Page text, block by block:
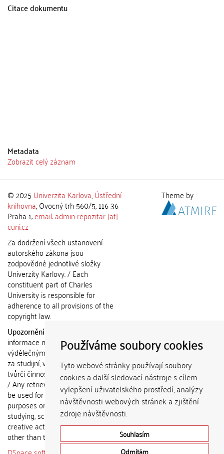
Používáme soubory cookies
Tyto webové stránky používají soubory
cookies a další sledovací nástroje s cílem
vylepšení uživatelského prostředí, analýzy
návštěvnosti webových stránek a zjištění
zdroje návštěvnosti.
Souhlasím
Odmítám
Citace dokumentu
Metadata
Zobrazit celý záznam
© 2025 Univerzita Karlova,Ústřední
knihovna, Ovocný trh 560/5, 116 36
Praha 1;email: admin-repozitar [at]
cuni.cz
Za dodržení všech ustanovení
autorského zákona jsou
zodpovědné jednotlivé složky
Univerzity Karlovy. / Each
constituent part of Charles
University is responsible for
adherence to all provisions of the
copyright law.
Upozornění / Notice:
informace nemohou být použity k
výdělečným účelům nebo vydávány
za studijní, vědeckou nebo jinou
tvůrčí činnost jiné osoby než autora.
/ Any retrieved information shall not
be used for any commercial
purposes or claimed as results of
studying, scientific or any other
creative activities of any person
other than the author.
Theme by